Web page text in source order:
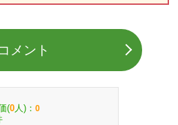
コメント
(0 人)： 0